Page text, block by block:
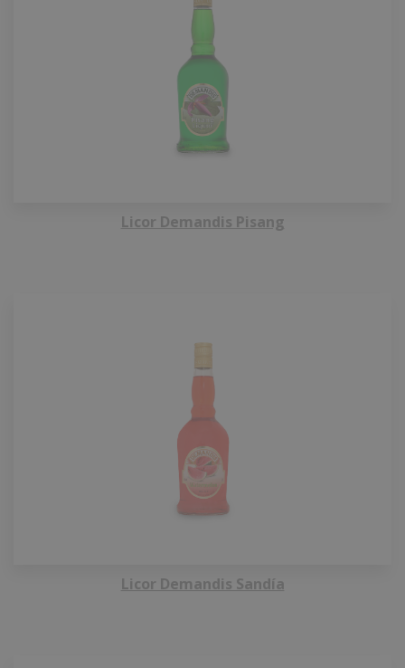
Licor Demandis Pisang
Licor Demandis Sandía